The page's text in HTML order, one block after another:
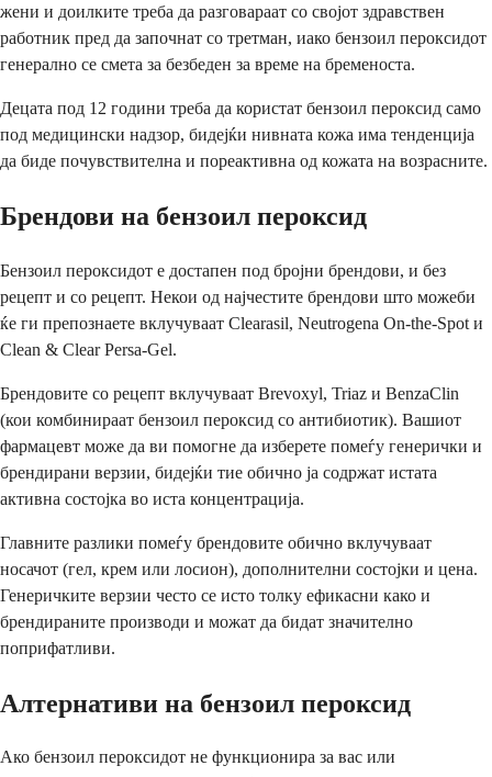
жени и доилките треба да разговараат со својот здравствен
работник пред да започнат со третман, иако бензоил пероксидот
генерално се смета за безбеден за време на бременоста.
Децата под 12 години треба да користат бензоил пероксид само
под медицински надзор, бидејќи нивната кожа има тенденција
да биде почувствителна и пореактивна од кожата на возрасните.
Брендови на бензоил пероксид
Бензоил пероксидот е достапен под бројни брендови, и без
рецепт и со рецепт. Некои од најчестите брендови што можеби
ќе ги препознаете вклучуваат Clearasil, Neutrogena On-the-Spot и
Clean & Clear Persa-Gel.
Брендовите со рецепт вклучуваат Brevoxyl, Triaz и BenzaClin
(кои комбинираат бензоил пероксид со антибиотик). Вашиот
фармацевт може да ви помогне да изберете помеѓу генерички и
брендирани верзии, бидејќи тие обично ја содржат истата
активна состојка во иста концентрација.
Главните разлики помеѓу брендовите обично вклучуваат
носачот (гел, крем или лосион), дополнителни состојки и цена.
Генеричките верзии често се исто толку ефикасни како и
брендираните производи и можат да бидат значително
поприфатливи.
Алтернативи на бензоил пероксид
Ако бензоил пероксидот не функционира за вас или